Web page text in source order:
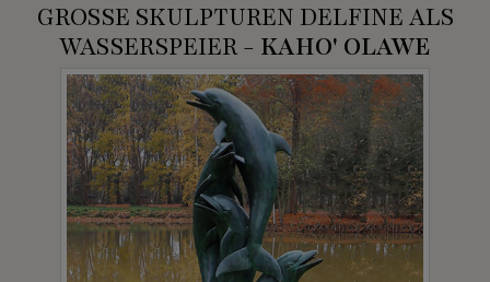
GROSSE SKULPTUREN DELFINE ALS W
ASSERSPEIER - KAHO' OLAWE